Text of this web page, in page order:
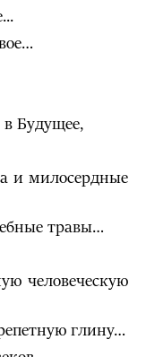
Будущее,
и милосердные
травы…
человеческую
глину…